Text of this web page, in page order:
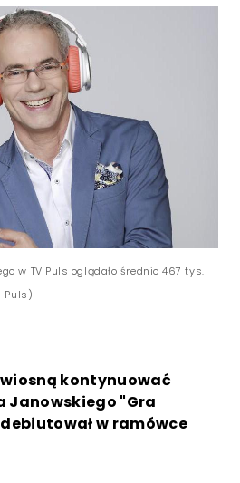
w TV Puls oglądało średnio 467 tys.
Puls)
wiosną kontynuować
Janowskiego "Gra
w ramówce